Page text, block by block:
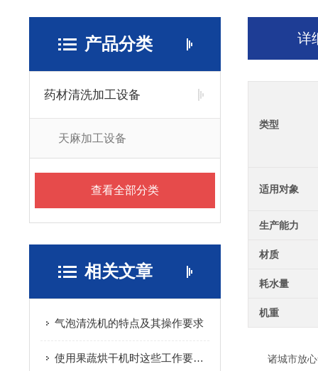
产品分类
药材清洗加工设备
天麻加工设备
查看全部分类
相关文章
气泡清洗机的特点及其操作要求
使用果蔬烘干机时这些工作要做好！
详
类型
适用对象
生产能力
材质
耗水量
机重
诸城市放心